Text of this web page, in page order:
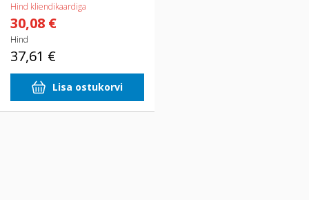
Hind kliendikaardiga
30,08 €
Hind
37,61 €
Lisa ostukorvi